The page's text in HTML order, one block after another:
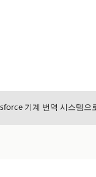
기계 번역 시스템